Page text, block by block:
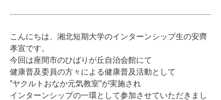
こんにちは、湘北短期大学のインターンシップ生の安齊
孝宣です。
今回は座間市のひばりが丘自治会館にて
健康普及委員の方々による健康普及活動として
”ヤクルトおなか元気教室”が実施され
インターンシップの一環として参加させていただきまし